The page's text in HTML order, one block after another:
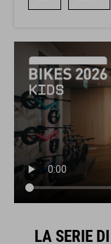
LA SERIE